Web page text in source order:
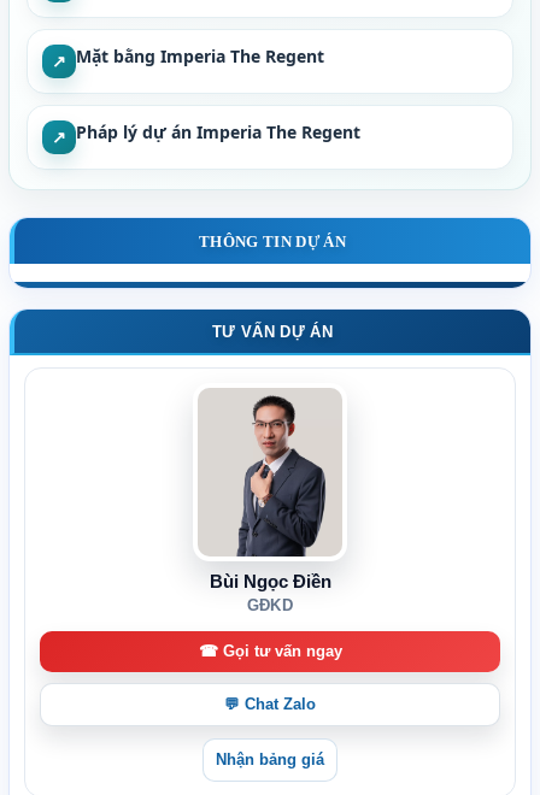
↗ Mặt bằng Imperia The Regent
↗ Pháp lý dự án Imperia The Regent
THÔNG TIN DỰ ÁN
TƯ VẤN DỰ ÁN
Bùi Ngọc Điền
GĐKD
☎ Gọi tư vấn ngay
💬 Chat Zalo
Nhận bảng giá